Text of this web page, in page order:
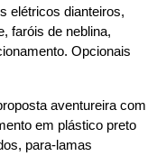
elétricos dianteiros,
faróis de neblina,
Opcionais
aventureira com
em plástico preto
para-lamas